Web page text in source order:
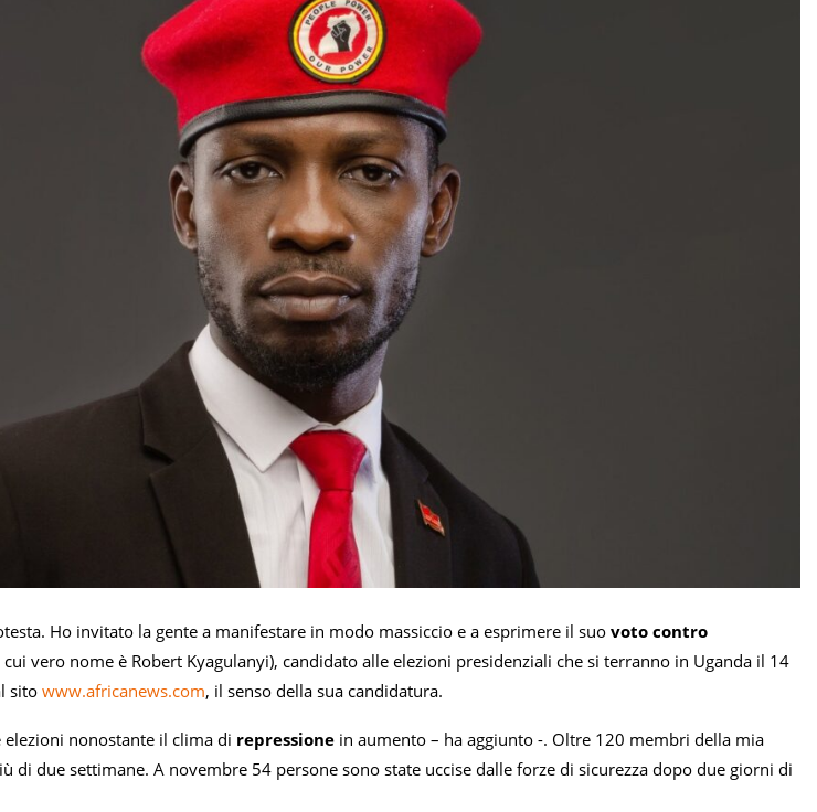
Ho invitato la gente a manifestare in modo massiccio e a esprimere il suo voto contro
cui vero nome è Robert Kyagulanyi), candidato alle elezioni presidenziali che si terranno in Uganda il 14
sito www.africanews.com, il senso della sua candidatura.
elezioni nonostante il clima di repressione in aumento – ha aggiunto -. Oltre 120 membri della mia
di due settimane. A novembre 54 persone sono state uccise dalle forze di sicurezza dopo due giorni di